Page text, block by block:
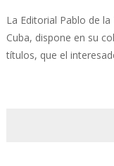
La Editorial Pablo de
Cuba, dispone en su
títulos, que el